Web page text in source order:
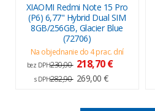
XIAOMI Redmi Note 15 Pro
(P6) 6,77" Hybrid Dual SIM
8GB/256GB, Glacier Blue
(72706)
Na objednanie do 4 prac. dní
bez DPH230,00 218,70 €
s DPH282,90 269,00 €